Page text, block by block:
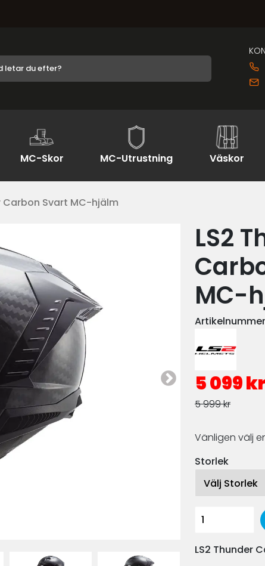
MC-Skor MC-Utrustning Väskor
Carbon Svart MC-hjälm
LS2
MC-
5 099 kr
5 999 kr
Vänligen välj
Storlek
LS2 Thunder